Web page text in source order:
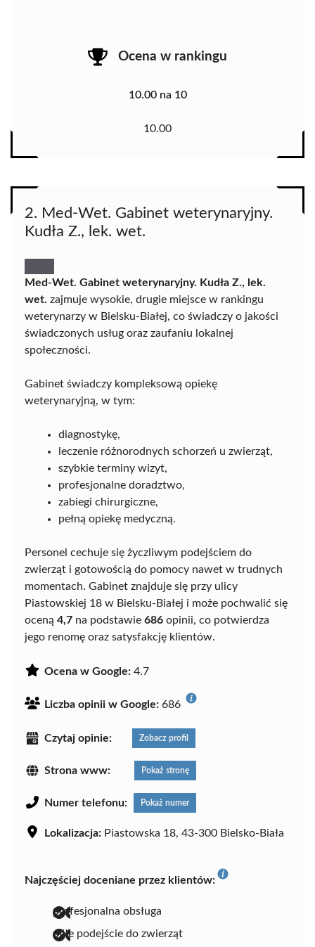
Ocena w rankingu
10.00 na 10
10.00
2. Med-Wet. Gabinet weterynaryjny.
Kudła Z., lek. wet.
Med-Wet. Gabinet weterynaryjny. Kudła Z., lek.
wet. zajmuje wysokie, drugie miejsce w rankingu
weterynarzy w Bielsku-Białej, co świadczy o jakości
świadczonych usług oraz zaufaniu lokalnej
społeczności.
Gabinet świadczy kompleksową opiekę
weterynaryjną, w tym:
diagnostykę,
leczenie różnorodnych schorzeń u zwierząt,
szybkie terminy wizyt,
profesjonalne doradztwo,
zabiegi chirurgiczne,
pełną opiekę medyczną.
Personel cechuje się życzliwym podejściem do
zwierząt i gotowością do pomocy nawet w trudnych
momentach. Gabinet znajduje się przy ulicy
Piastowskiej 18 w Bielsku-Białej i może pochwalić się
oceną 4,7 na podstawie 686 opinii, co potwierdza
jego renomę oraz satysfakcję klientów.
Ocena w Google: 4.7
Liczba opinii w Google: 686
Czytaj opinie: Zobacz profil
Strona www: Pokaż stronę
Numer telefonu: Pokaż numer
Lokalizacja: Piastowska 18, 43-300 Bielsko-Biała
Najczęściej doceniane przez klientów:
profesjonalna obsługa
miłe podejście do zwierząt